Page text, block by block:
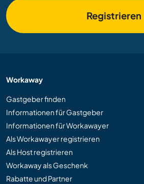
Registrieren
Workaway
Gastgeber finden
Informationen für Gastgeber
Informationen für Workawayer
Als Workawayer registrieren
Als Host registrieren
Workaway als Geschenk
Rabatte und Partner